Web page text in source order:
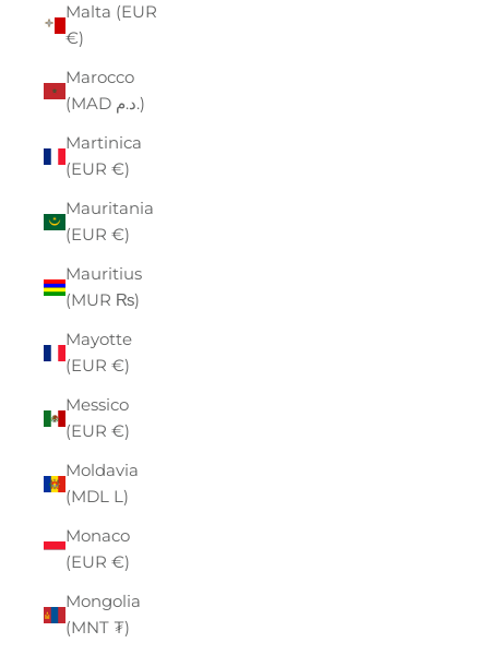
Malta (EUR
€)
Marocco
(MAD د.م.)
Martinica
(EUR €)
Mauritania
(EUR €)
Mauritius
(MUR ₨)
Mayotte
(EUR €)
Messico
(EUR €)
Moldavia
(MDL L)
Monaco
(EUR €)
Mongolia
(MNT ₮)